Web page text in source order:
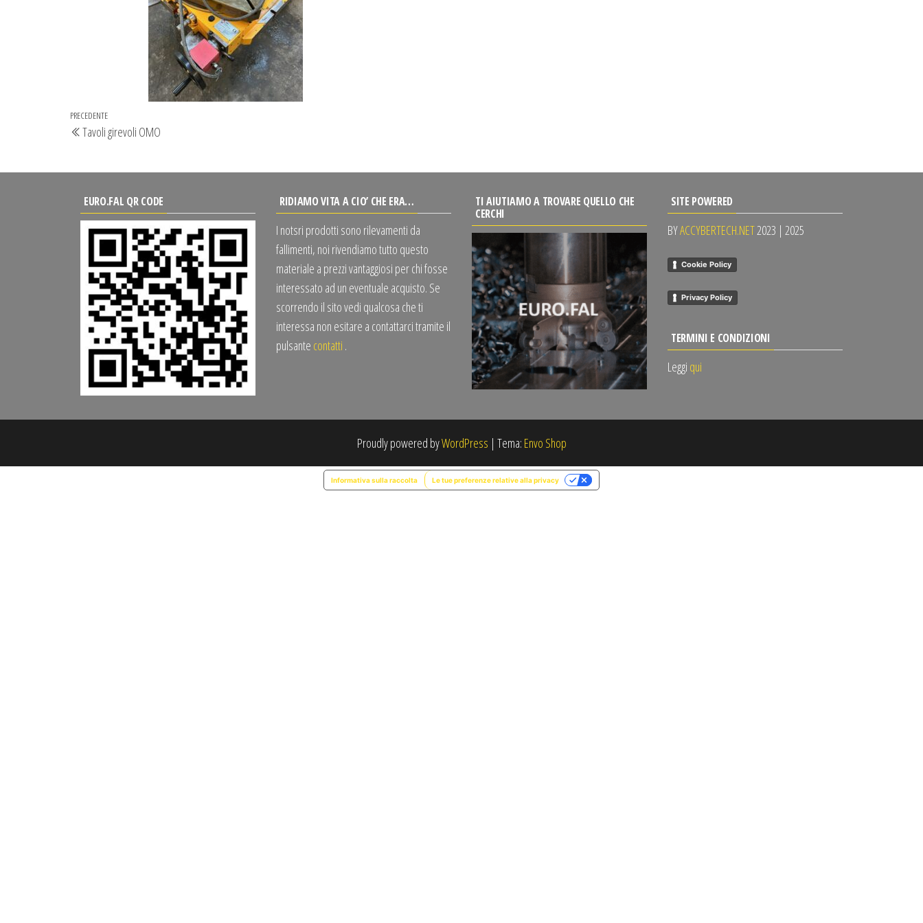
Navigazione
articoli
Articolo
precedente
PRECEDENTE
Tavoli girevoli OMO
EURO.FAL QR CODE RIDIAMO VITA A CIO’ CHE ERA…
I notsri prodotti sono rilevamenti da
fallimenti, noi rivendiamo tutto questo
materiale a prezzi vantaggiosi per chi fosse
interessato ad un eventuale acquisto. Se
scorrendo il sito vedi qualcosa che ti
interessa non esitare a contattarci tramite il
pulsante contatti .
TI AIUTIAMO A TROVARE QUELLO CHE
CERCHI
SITE POWERED
BYACCYBERTECH.NET2023 | 2025
Cookie Policy
Privacy Policy
TERMINI E CONDIZIONI
Leggi qui
Proudly powered byWordPress | Tema: Envo Shop
Informativa sulla raccolta Le tue preferenze relative alla privacy